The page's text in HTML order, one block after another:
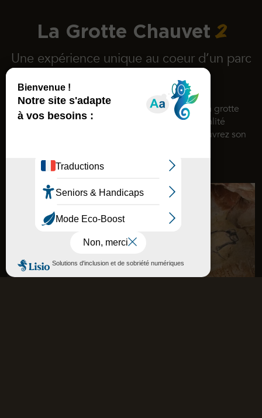
La Grotte Chauvet2
Une expérience unique au coeur d’un parc
Inscrite au patrimoine mondial de l’Unesco, la grotte
Chauvet rassemble des dessins d’une qualité
exceptionnelle datés d’il y a 36 000 ans. Découvrez son
La grotte